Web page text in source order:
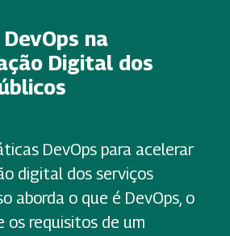
na
Digital dos
DevOps para acelerar
digital dos serviços
aborda o que é DevOps, o
os requisitos de um